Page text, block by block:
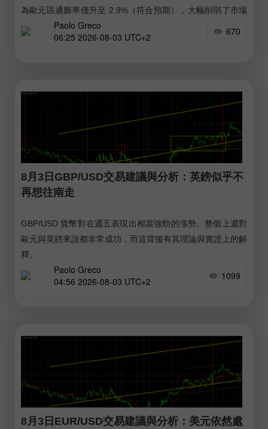
為歐元區通膨率僅升至 2.9%（符合預期），大幅削弱了市場
對 European Central Bank 貨幣政策轉向鷹派的期待。
Paolo Greco
06:25 2026-08-03 UTC+2
670
8月3日GBP/USD交易建議與分析：英鎊似乎不
再想往南走
GBP/USD 貨幣對在週五表現出相當強勁的漲勢。整個上週對
歐元與英鎊來說都非常成功，而這背後有其理論與實證上的解
釋。
Paolo Greco
04:56 2026-08-03 UTC+2
1099
8月3日EUR/USD交易建議與分析：美元依然處